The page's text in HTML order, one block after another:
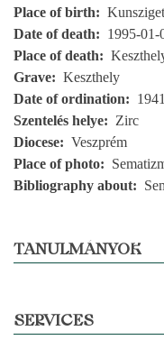
Place of birth
Kunsziget
Date of death
1995-01-
Place of death
Grave
Keszthely
Date of ordination
Szentelés helye
Zirc
Diocese
Veszprém
Place of photo
Bibliography about
TANULMÁNYOK
SERVICES